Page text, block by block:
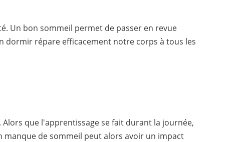
Un bon sommeil permet de passer en revue
dormir répare efficacement notre corps à tous les
que l'apprentissage se fait durant la journée,
de sommeil peut alors avoir un impact